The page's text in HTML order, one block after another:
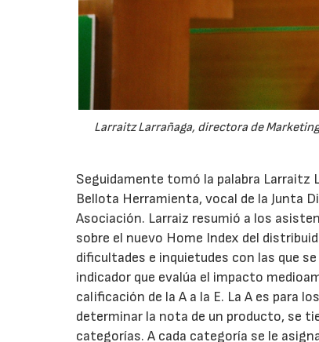
Larraitz Larrañaga, directora de
Seguidamente tomó la palabra Larraitz
Bellota Herramienta, vocal de la Junta
Asociación. Larraiz resumió a los
sobre el nuevo Home Index del
dificultades e inquietudes con las que
indicador que evalúa el impacto
calificación de la A a la E. La A es para
determinar la nota de un producto, se
categorías. A cada categoría se le